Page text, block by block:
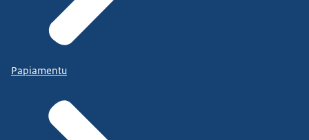
Papiamentu